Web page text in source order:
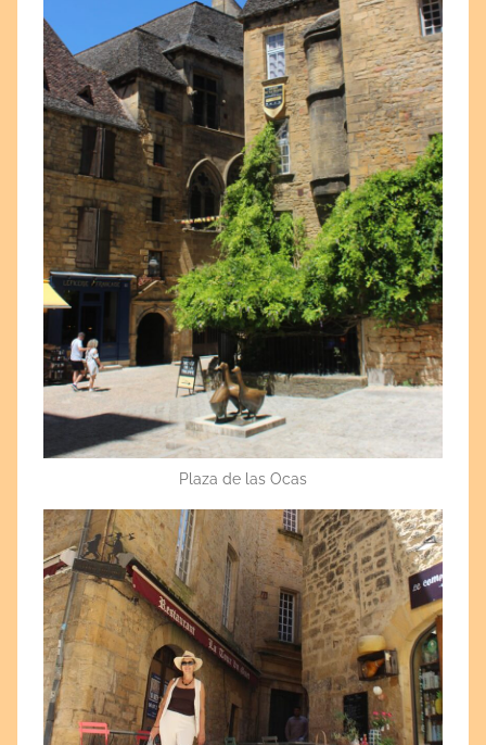
Plaza de las Ocas